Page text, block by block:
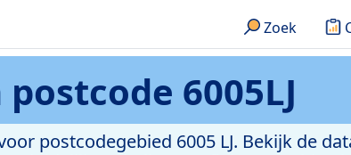
Zoek
postcode 6005LJ
postcodegebied 6005 LJ. Bekijk de